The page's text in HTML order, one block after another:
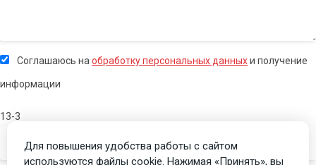
Соглашаюсь на обработку персональных данныхи получение
информации
13-3
Для повышения удобства работы с сайтом
используются файлы cookie. Нажимая «Принять», вы